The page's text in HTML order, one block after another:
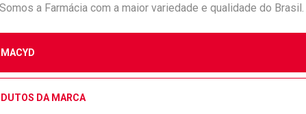
Somos a Farmácia com a maior variedade e qualidade do Brasil.
DA MARCA